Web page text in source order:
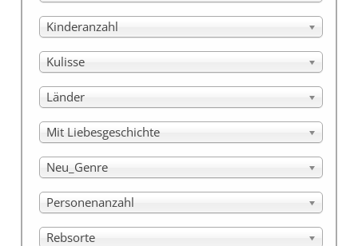
Kinderanzahl
Kulisse
Länder
Mit Liebesgeschichte
Neu_Genre
Personenanzahl
Rebsorte